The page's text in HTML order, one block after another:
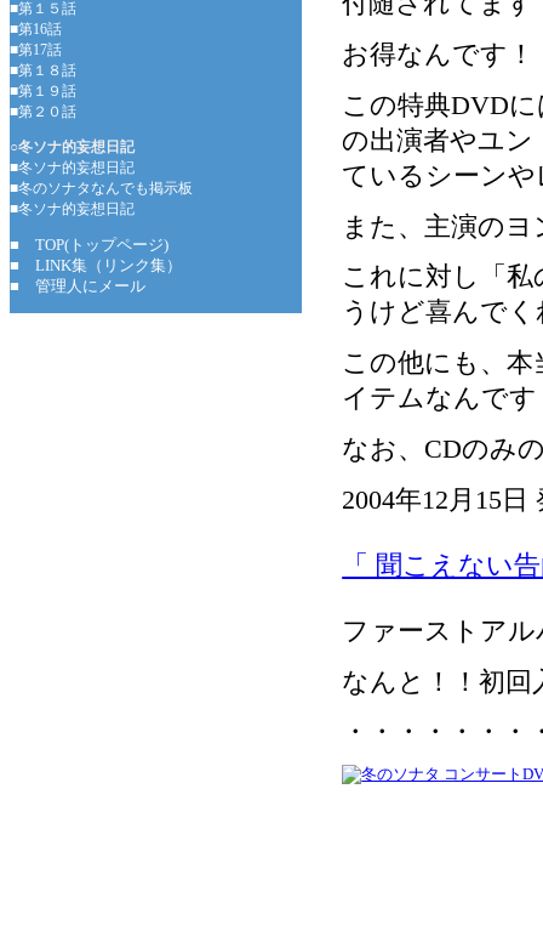
お得なんです！
この特典DVD
の出演者やユ
ているシーン
また、主演の
これに対し「
うけど喜んで
この他にも、
イテムなんです
なお、CDのみ
2004年12月15日
「 聞こえない
ファーストア
なんと！！初回
・・・・・・
■第１５話
■第16話
■第17話
■第１８話
■第１９話
■第２０話
○冬ソナ的妄想日記
■冬ソナ的妄想日記
■冬のソナタなんでも掲示板
■冬ソナ的妄想日記
■ TOP(トップページ)
■ LINK集（リンク集）
■ 管理人にメール